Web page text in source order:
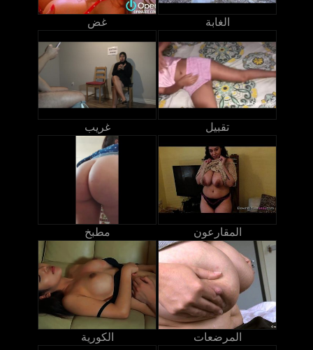
غض الغابة
غريب تقبيل
مطبخ المقارعون
الكورية المرضعات